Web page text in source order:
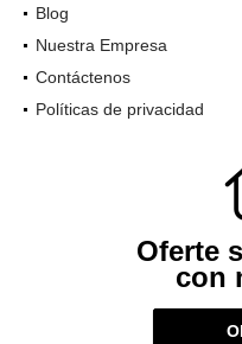
Blog
Nuestra Empresa
Contáctenos
Políticas de privacidad
Oferte
con